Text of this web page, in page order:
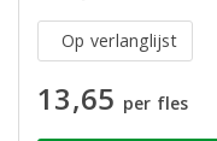
Op verlanglijst
13,65 per fles